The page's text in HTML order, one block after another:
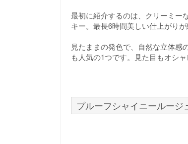
最初に紹介するのは、クリーミー
キー。最長6時間美しい仕上がり
見たままの発色で、自然な立体感
も人気の1つです。見た目もオシ
プルーフシャイニールージ